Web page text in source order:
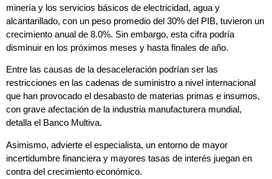
minería y los servicios básicos de electricidad, agua y
alcantarillado, con un peso promedio del 30% del PIB, tuvieron un
crecimiento anual de 8.0%. Sin embargo, esta cifra podría
disminuir en los próximos meses y hasta finales de año.
Entre las causas de la desaceleración podrían ser las
restricciones en las cadenas de suministro a nivel internacional
que han provocado el desabasto de materias primas e insumos,
con grave afectación de la industria manufacturera mundial,
detalla el Banco Multiva.
Asimismo, advierte el especialista, un entorno de mayor
incertidumbre financiera y mayores tasas de interés juegan en
contra del crecimiento económico.